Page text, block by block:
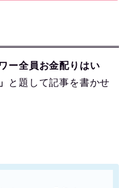
ー全員お金配りはい
と題して記事を書かせ